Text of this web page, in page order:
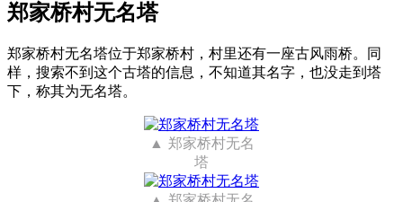
郑家桥村无名塔
郑家桥村无名塔位于郑家桥村，村里还有一座古风雨桥。同
样，搜索不到这个古塔的信息，不知道其名字，也没走到塔
下，称其为无名塔。
郑家桥村无名
塔